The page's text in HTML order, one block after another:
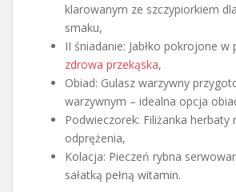
klarowanym ze szczypiorkiem
smaku,
II śniadanie: Jabłko pokrojone w
zdrowa przekąska,
Obiad: Gulasz warzywny
warzywnym – idealna opcja
Podwieczorek: Filiżanka herbaty
odprężenia,
Kolacja: Pieczeń rybna
sałatką pełną witamin.